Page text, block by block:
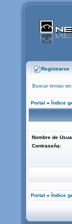
Registrarse
Buscar temas
Portal » Índice
Nombre de
Contraseña:
Portal » Índice